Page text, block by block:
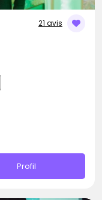
21 avis
Profil